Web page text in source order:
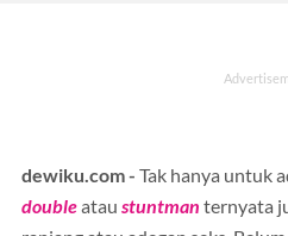
dewiku.com - Tak hanya untuk
doubleatau stuntman ternyata